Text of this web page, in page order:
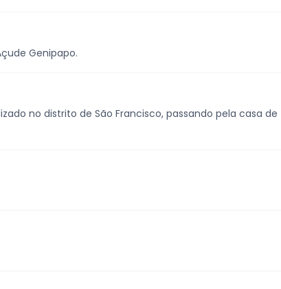
Genipapo.
no distrito de São Francisco, passando pela casa de